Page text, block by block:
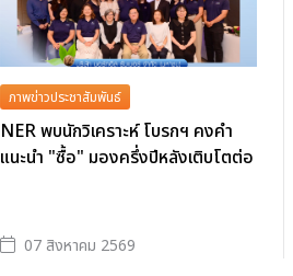
ภาพข่าวประชาสัมพันธ์
NER พบนักวิเคราะห์ โบรกฯ คงคำ
แนะนำ "ซื้อ" มองครึ่งปีหลังเติบโตต่อ
07 สิงหาคม 2569